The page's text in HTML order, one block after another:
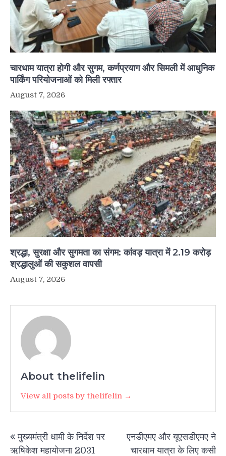
चारधाम यात्रा होगी और सुगम, कर्णप्रयाग और सिमली में आधुनिक
पार्किंग परियोजनाओं को मिली रफ्तार
August 7, 2026
श्रद्धा, सुरक्षा और सुगमता का संगम: कांवड़ यात्रा में 2.19 करोड़
श्रद्धालुओं की सकुशल वापसी
August 7, 2026
About thelifelin
View all posts by thelifelin →
navigation
मुख्यमंत्री धामी के निर्देश पर
ऋषिकेश महायोजना 2031
एनडीएमए और यूएसडीएमए ने
चारधाम यात्रा के लिए कसी